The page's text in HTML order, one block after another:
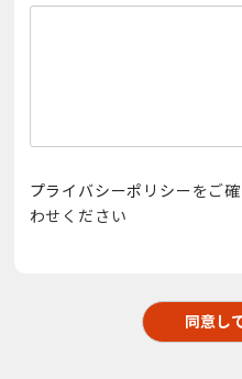
プライバシーポリシーをご
わせください
同意し